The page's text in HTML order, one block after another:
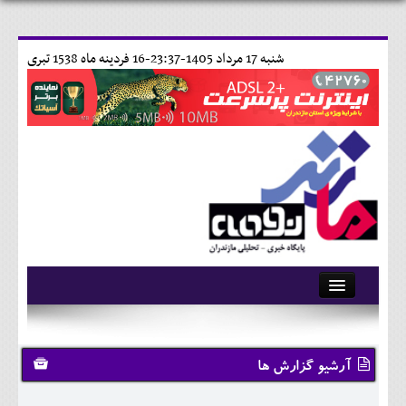
16 فردينه ماه 1538 تبری شنبه 17 مرداد 1405-23:37-
آرشیو
تماس با ما
وبلاگ
آرشیو گزارش ها